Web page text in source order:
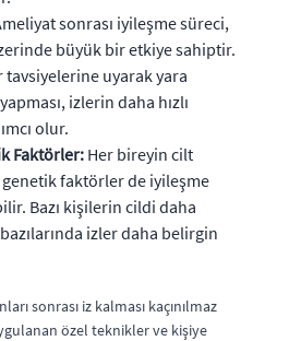
sonrası iyileşme süreci,
büyük bir etkiye sahiptir.
tavsiyelerine uyarak yara
izlerin daha hızlı
olur.
Faktörler: Her bireyin cilt
genetik faktörler de iyileşme
Bazı kişilerin cildi daha
izler daha belirgin
sonrası iz kalması kaçınılmaz
özel teknikler ve kişiye